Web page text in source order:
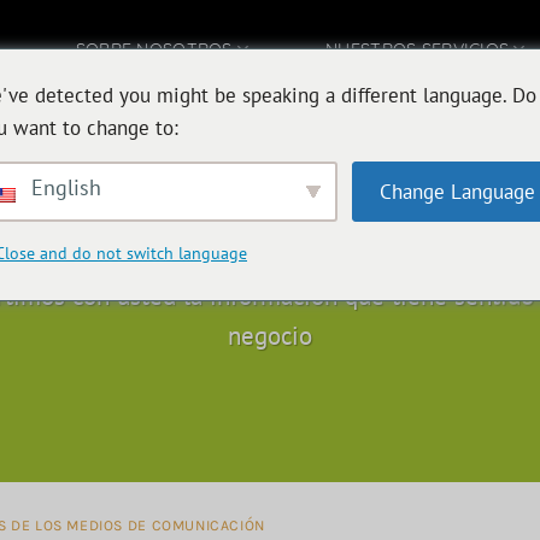
SOBRE NOSOTROS NUESTROS SERVICIOS
CON
NUESTRAS
con usted la información que tiene sentido
negocio
DE LOS MEDIOS DE COMUNICACIÓN
detected you might be speaking a different language. Do
want to change to:
English Change Language
and do not switch language